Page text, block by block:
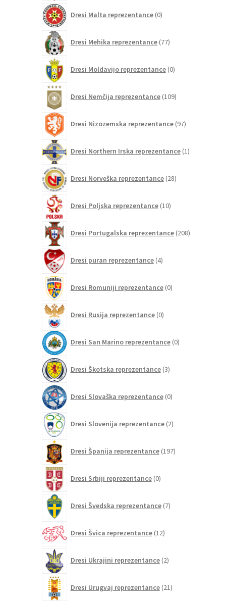
Dresi Malta reprezentance 0izdelkov
Dresi Mehika reprezentance 77izdelkov
Dresi Moldavijo reprezentance 0izdelkov
Dresi Nemčija reprezentance 109izdelkov
Dresi Nizozemska reprezentance 97izdelkov
Dresi Northern Irska reprezentance 1izdelek
Dresi Norveška reprezentance 28izdelkov
Dresi Poljska reprezentance 10izdelkov
Dresi Portugalska reprezentance 208izdelkov
Dresi puran reprezentance 4izdelki
Dresi Romuniji reprezentance 0izdelkov
Dresi Rusija reprezentance 0izdelkov
Dresi San Marino reprezentance 0izdelkov
Dresi Škotska reprezentance 3izdelki
Dresi Slovaška reprezentance 0izdelkov
Dresi Slovenija reprezentance 2izdelka
Dresi Španija reprezentance 197izdelkov
Dresi Srbiji reprezentance 0izdelkov
Dresi Švedska reprezentance 7izdelkov
Dresi Švica reprezentance 12izdelkov
Dresi Ukrajini reprezentance 2izdelka
Dresi Urugvaj reprezentance 21izdelkov